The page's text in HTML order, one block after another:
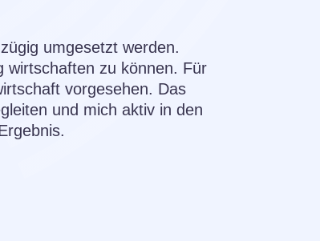
umgesetzt werden.
wirtschaften zu können. Für
vorgesehen. Das
und mich aktiv in den